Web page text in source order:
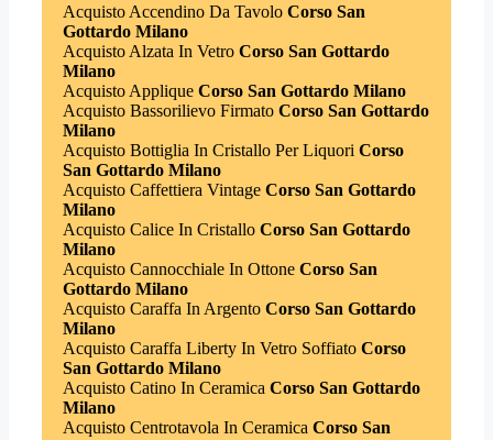
Acquisto Accendino Da TavoloCorso San
Gottardo Milano
Acquisto Alzata In VetroCorso San Gottardo
Milano
Acquisto AppliqueCorso San Gottardo Milano
Acquisto Bassorilievo FirmatoCorso San Gottardo
Milano
Acquisto Bottiglia In Cristallo Per Liquori Corso
San Gottardo Milano
Acquisto Caffettiera VintageCorso San Gottardo
Milano
Acquisto Calice In CristalloCorso San Gottardo
Milano
Acquisto Cannocchiale In OttoneCorso San
Gottardo Milano
Acquisto Caraffa In ArgentoCorso San Gottardo
Milano
Acquisto Caraffa Liberty In Vetro SoffiatoCorso
San Gottardo Milano
Acquisto Catino In Ceramica Corso San Gottardo
Milano
Acquisto Centrotavola In Ceramica Corso San